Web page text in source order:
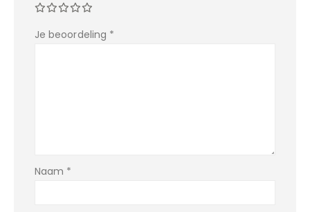
Je beoordeling *
Naam *